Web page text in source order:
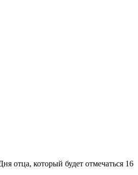
отца, который будет отмечаться 16